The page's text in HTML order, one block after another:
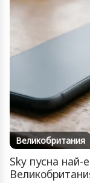
Великобритания
Sky пусна най-